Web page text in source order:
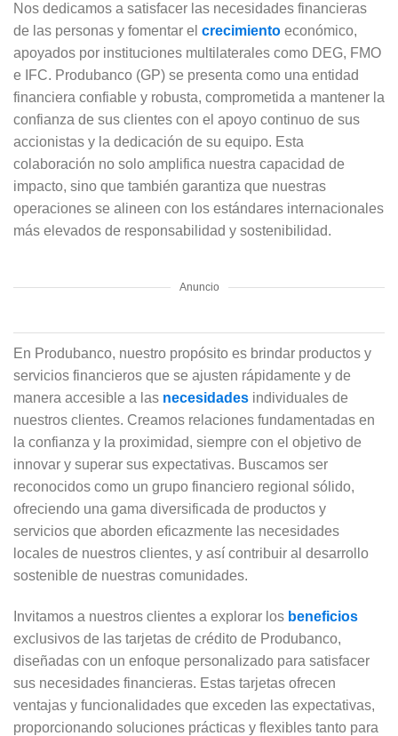
Nos dedicamos a satisfacer las necesidades financieras
de las personas y fomentar el crecimiento económico,
apoyados por instituciones multilaterales como DEG, FMO
e IFC. Produbanco (GP) se presenta como una entidad
financiera confiable y robusta, comprometida a mantener la
confianza de sus clientes con el apoyo continuo de sus
accionistas y la dedicación de su equipo. Esta
colaboración no solo amplifica nuestra capacidad de
impacto, sino que también garantiza que nuestras
operaciones se alineen con los estándares internacionales
más elevados de responsabilidad y sostenibilidad.
Anuncio
En Produbanco, nuestro propósito es brindar productos y
servicios financieros que se ajusten rápidamente y de
manera accesible a las necesidades individuales de
nuestros clientes. Creamos relaciones fundamentadas en
la confianza y la proximidad, siempre con el objetivo de
innovar y superar sus expectativas. Buscamos ser
reconocidos como un grupo financiero regional sólido,
ofreciendo una gama diversificada de productos y
servicios que aborden eficazmente las necesidades
locales de nuestros clientes, y así contribuir al desarrollo
sostenible de nuestras comunidades.
Invitamos a nuestros clientes a explorar los beneficios
exclusivos de las tarjetas de crédito de Produbanco,
diseñadas con un enfoque personalizado para satisfacer
sus necesidades financieras. Estas tarjetas ofrecen
ventajas y funcionalidades que exceden las expectativas,
proporcionando soluciones prácticas y flexibles tanto para